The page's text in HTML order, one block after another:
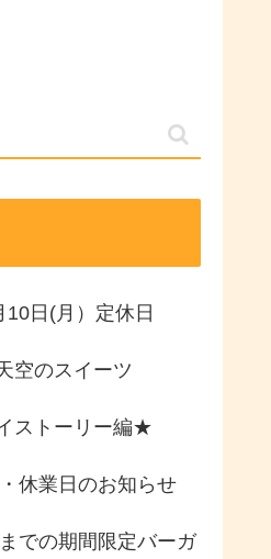
日(月）定休日
空のスイーツ
ストーリー編★
休業日のお知らせ
での期間限定バーガ